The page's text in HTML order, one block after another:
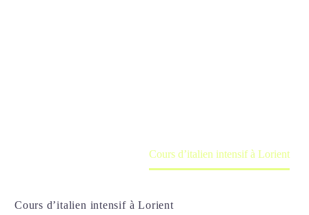
Cours d’italien intensif à Lorient
Cours d’italien intensif à Lorient